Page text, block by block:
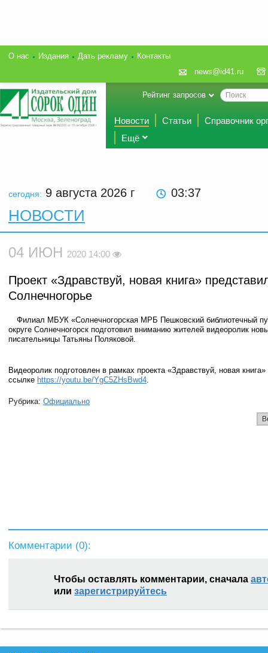
О нас Издания Дать рекламу
Контакты
news@id41.ru
Рейтинг запросов
Новости Статьи
Справочник
Ещё
сегодня: 9 августа 2026 г 03 37
НОВОСТИ
04 ИЮН 2020 14:00
Проект «Здравствуй, новая книга»
Солнечногорье
Филиал МБУК «Солнечногорская МРБ Пешковский библиотечный
округе Солнечногорск подготовил вниманию жителей видеоролик
писательницы Татьяны Поляковой.
Видеоролик подготовлен в рамках проекта «Здравствуй, новая
ссылке https://youtu.be/YgC5ZHsBwd4
Рубрика: Официально
Комментарии (0):
Чтобы оставлять комментарии, сначала
или зарегистрируйтесь